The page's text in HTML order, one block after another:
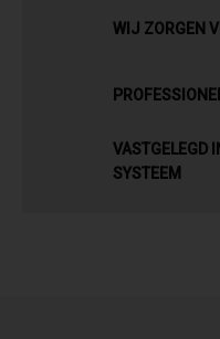
WIJ ZORGEN
VASTGELEGD
SYSTEEM